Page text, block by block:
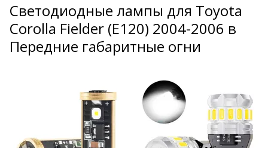
Светодиодные лампы для Toyota
Corolla Fielder (E120) 2004-2006 в
Передние габаритные огни